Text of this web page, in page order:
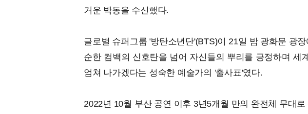
거운 박동을 수신했다.
글로벌 슈퍼그룹 '방탄소년단'(BTS)이 21일 밤 광화문 광
순한 컴백의 신호탄을 넘어 자신들의 뿌리를 긍정하며 세
엄쳐 나가겠다는 성숙한 예술가의 '출사표'였다.
2022년 10월 부산 공연 이후 3년5개월 만의 완전체 무대로